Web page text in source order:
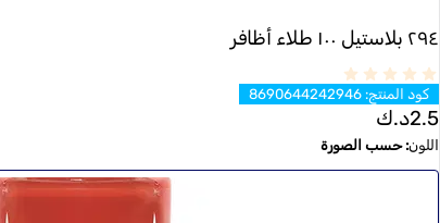
٢٩٤ بلاستيل ١٠٠ طلاء أظافر
كود المنتج:
8690644242946
2.5د.ك
اللون:حسب الصورة